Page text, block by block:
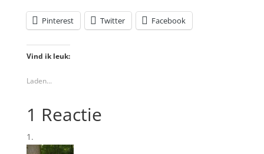
Pinterest Twitter Facebook
Vind ik leuk:
Laden...
1 Reactie